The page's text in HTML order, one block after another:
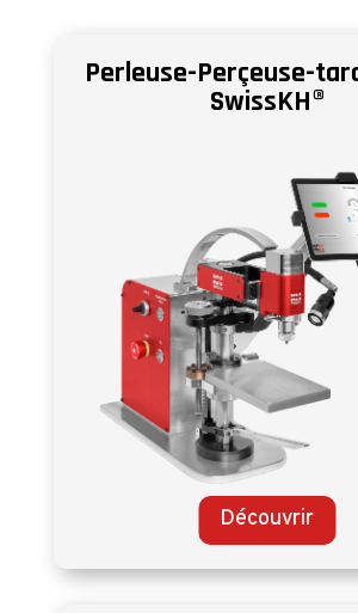
Perleuse-Perçeuse-
SwissKH®
Découvrir